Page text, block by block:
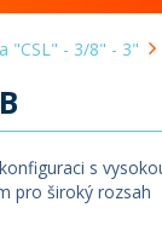
"CSL" - 3/8" - 3"
s
pro široký rozsah